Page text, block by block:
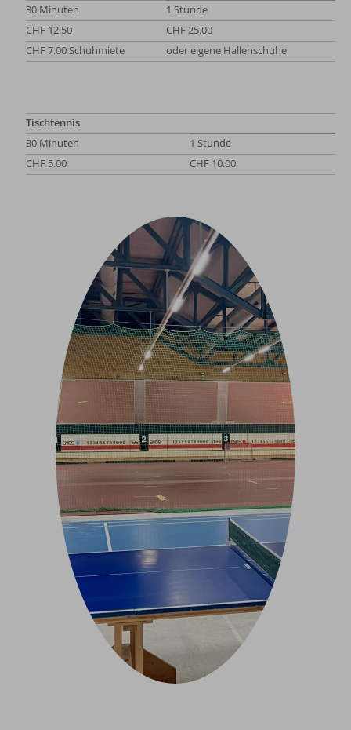
30 Minuten
1 Stunde
CHF 12.50
CHF 25.00
CHF 7.00 Schuhmiete
oder eigene Hallenschuhe
Tischtennis
30 Minuten
1 Stunde
CHF 5.00
CHF 10.00